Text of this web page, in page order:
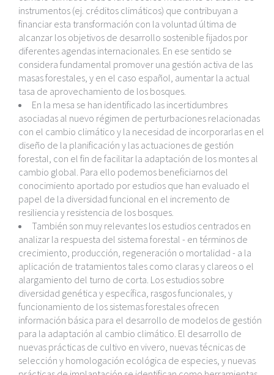
instrumentos (ej. créditos climáticos) que contribuyan a
financiar esta transformación con la voluntad última de
alcanzar los objetivos de desarrollo sostenible fijados por
diferentes agendas internacionales. En ese sentido se
considera fundamental promover una gestión activa de las
masas forestales, y en el caso español, aumentar la actual
tasa de aprovechamiento de los bosques.
En la mesa se han identificado las incertidumbres
asociadas al nuevo régimen de perturbaciones relacionadas
con el cambio climático y la necesidad de incorporarlas en el
diseño de la planificación y las actuaciones de gestión
forestal, con el fin de facilitar la adaptación de los montes al
cambio global. Para ello podemos beneficiarnos del
conocimiento aportado por estudios que han evaluado el
papel de la diversidad funcional en el incremento de
resiliencia y resistencia de los bosques.
También son muy relevantes los estudios centrados en
analizar la respuesta del sistema forestal - en términos de
crecimiento, producción, regeneración o mortalidad - a la
aplicación de tratamientos tales como claras y clareos o el
alargamiento del turno de corta. Los estudios sobre
diversidad genética y específica, rasgos funcionales, y
funcionamiento de los sistemas forestales ofrecen
información básica para el desarrollo de modelos de gestión
para la adaptación al cambio climático. El desarrollo de
nuevas prácticas de cultivo en vivero, nuevas técnicas de
selección y homologación ecológica de especies, y nuevas